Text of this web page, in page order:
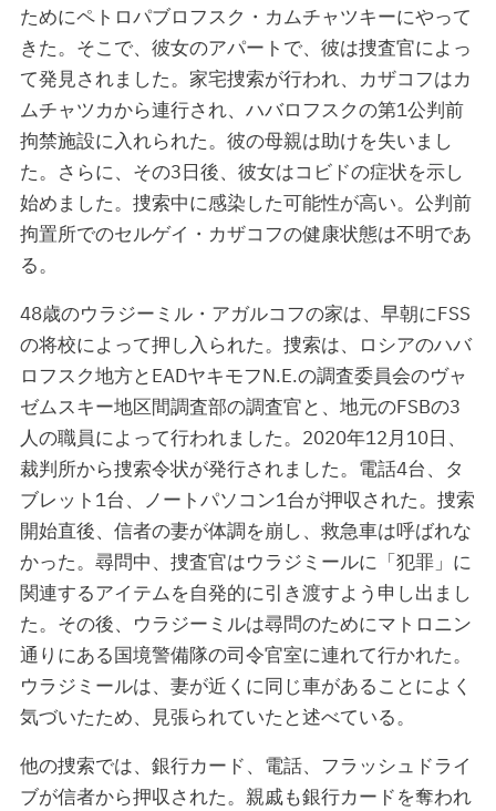
ためにペトロパブロフスク・カムチャツキーにやって
きた。そこで、彼女のアパートで、彼は捜査官によっ
て発見されました。家宅捜索が行われ、カザコフはカ
ムチャツカから連行され、ハバロフスクの第1公判前
拘禁施設に入れられた。彼の母親は助けを失いまし
た。さらに、その3日後、彼女はコビドの症状を示し
始めました。捜索中に感染した可能性が高い。公判前
拘置所でのセルゲイ・カザコフの健康状態は不明であ
る。
48歳のウラジーミル・アガルコフの家は、早朝にFSS
の将校によって押し入られた。捜索は、ロシアのハバ
ロフスク地方とEADヤキモフN.E.の調査委員会のヴャ
ゼムスキー地区間調査部の調査官と、地元のFSBの3
人の職員によって行われました。2020年12月10日、
裁判所から捜索令状が発行されました。電話4台、タ
ブレット1台、ノートパソコン1台が押収された。捜索
開始直後、信者の妻が体調を崩し、救急車は呼ばれな
かった。尋問中、捜査官はウラジミールに「犯罪」に
関連するアイテムを自発的に引き渡すよう申し出まし
た。その後、ウラジーミルは尋問のためにマトロニン
通りにある国境警備隊の司令官室に連れて行かれた。
ウラジミールは、妻が近くに同じ車があることによく
気づいたため、見張られていたと述べている。
他の捜索では、銀行カード、電話、フラッシュドライ
ブが信者から押収された。親戚も銀行カードを奪われ